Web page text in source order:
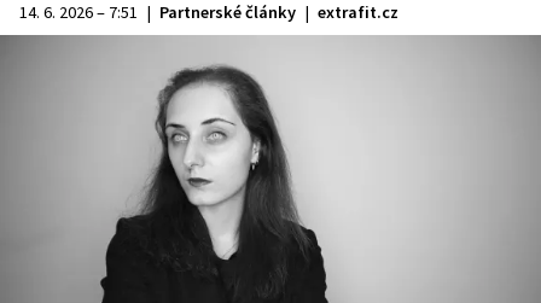
14. 6. 2026 – 7:51 | Partnerské články | extrafit.cz